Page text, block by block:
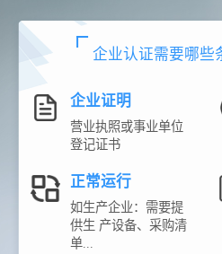
企业认证需要哪些
企业证明
营业执照或事业单位
登记证书
正常运行
如生产企业：需要提
供生 产设备、采购清
单...